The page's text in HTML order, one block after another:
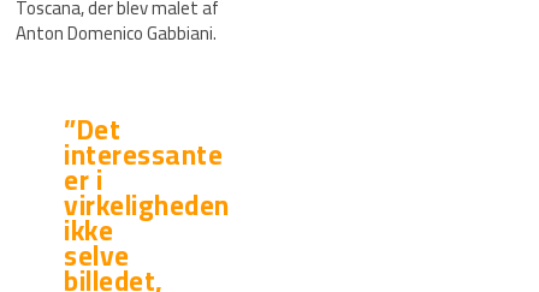
Toscana, der blev malet af
Anton Domenico Gabbiani.
”Det
interessante
er i
virkeligheden
ikke
selve
billedet,